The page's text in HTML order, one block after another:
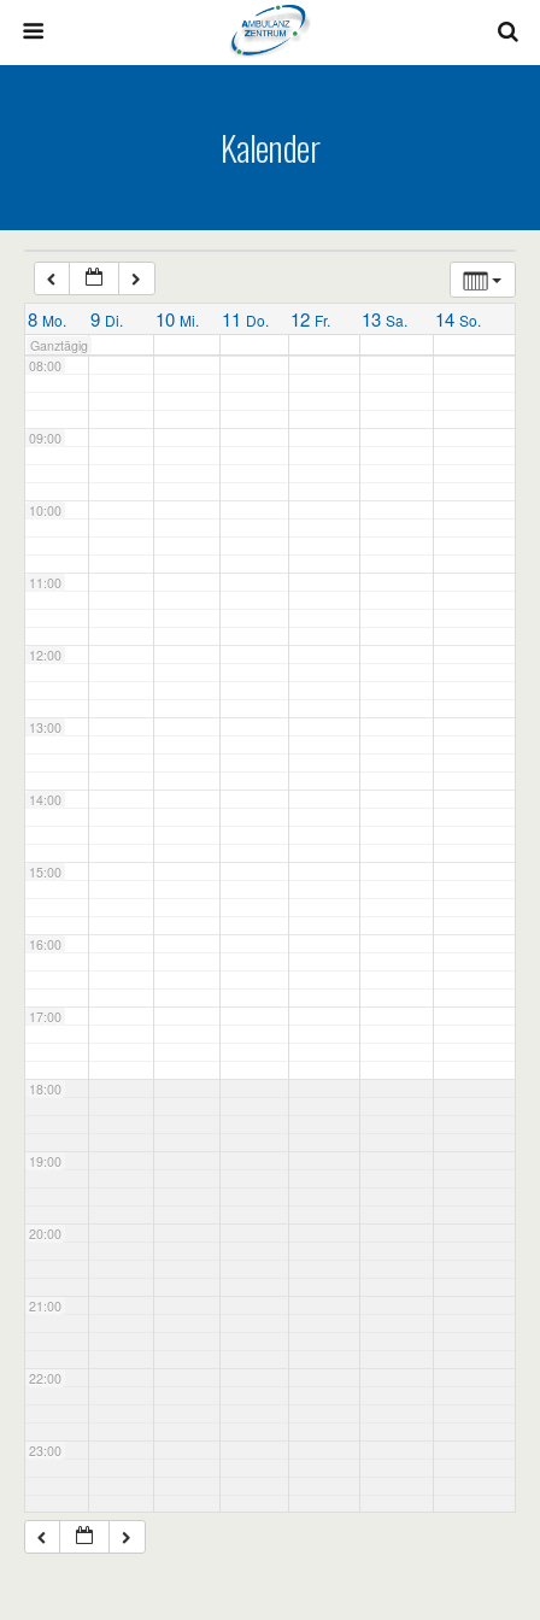
Kalender
8 Mo. 9 Di. 10 Mi. 11 Do. 12 Fr. 13 Sa. 14 So.
Ganztägig
07:00
08:00
09:00
10:00
11:00
12:00
13:00
14:00
15:00
16:00
17:00
18:00
19:00
20:00
21:00
22:00
23:00